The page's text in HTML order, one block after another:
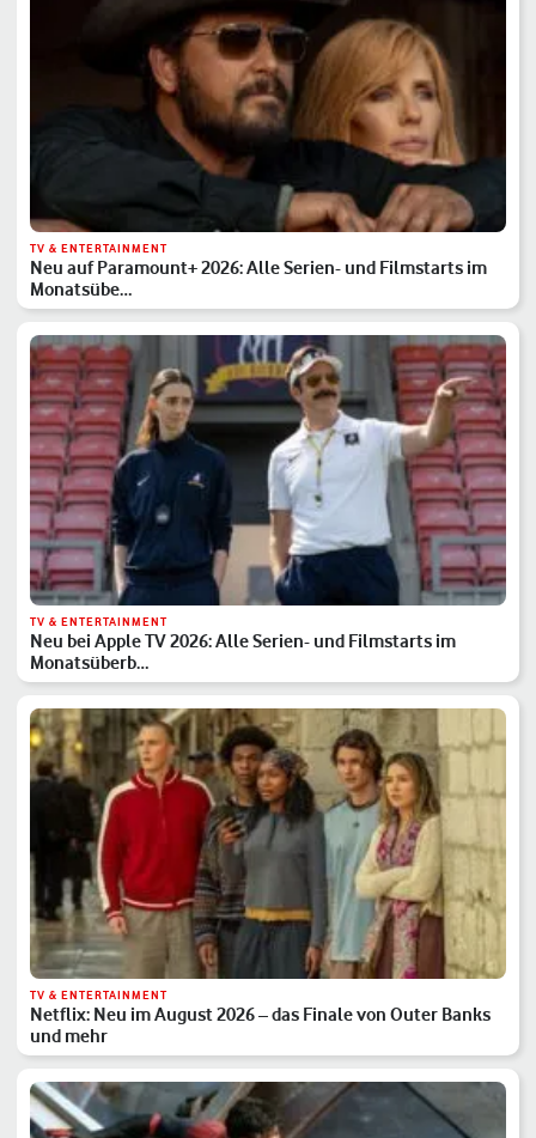
TV & ENTERTAINMENT
Neu auf Paramount+ 2026: Alle Serien- und Filmstarts im
Monatsübe…
TV & ENTERTAINMENT
Neu bei Apple TV 2026: Alle Serien- und Filmstarts im
Monatsüberb…
TV & ENTERTAINMENT
Netflix: Neu im August 2026 – das Finale von Outer Banks
und mehr